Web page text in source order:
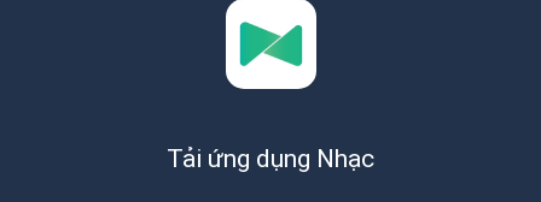
Tải ứng dụng Nhạc